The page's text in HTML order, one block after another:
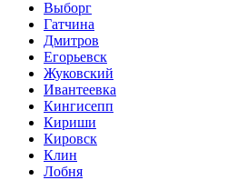
Выборг
Гатчина
Дмитров
Егорьевск
Жуковский
Ивантеевка
Кингисепп
Кириши
Кировск
Клин
Лобня